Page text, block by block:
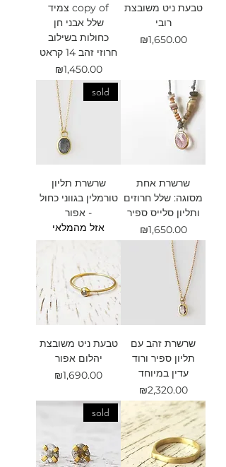
טבעת ניט משובצת
רובי
מחיר
₪1,650.00
copy of צמיד
שלל אבני חן
כחולות בשילוב
חרוזי זהב 14 קראט
מחיר
₪1,450.00
שרשרת אחת
מסוגה: שלל חרוזים
ותליון סלייס ספיר
מחיר
₪1,650.00
sold
שרשרת תליון
טורמלין בגווני כחול
- אפור
אזל מהמלאי
שרשרת זהב עם
תליון ספיר ורוד
עדין במיוחד
מחיר
₪2,320.00
טבעת ניט משובצת
יהלום אפור
מחיר
₪1,690.00
sold